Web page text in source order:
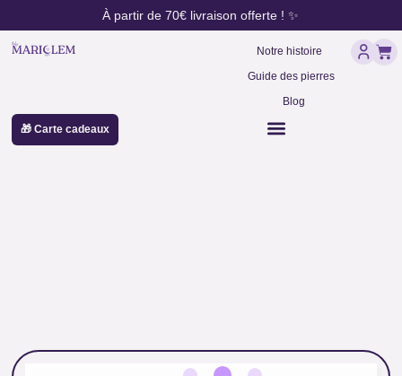
au
contenu
À partir de 70€ livraison offerte ! ✨
Notre histoire
Guide des pierres
Blog
🎁 Carte cadeaux